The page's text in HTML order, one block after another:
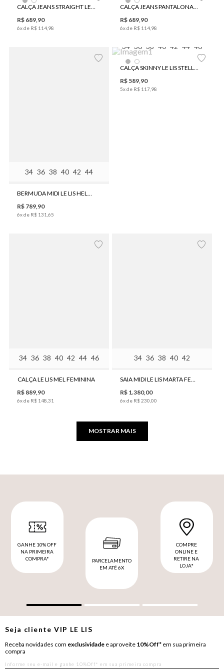
CALÇA JEANS STRAIGHT LE LIS LUCILA FEMININA
R$ 689,90
6x de R$ 114 98
CALÇA JEANS PANTALONA LE LIS PILAR FEMININA
R$ 689,90
6x de R$ 114 98
34 36 38 40 42 44
BERMUDA MIDI LE LIS HELÔ FEMININA
R$ 789 90
6x de R$ 131 65
34 36 38 40 42 44 46
CALÇA SKINNY LE LIS STELLA XI FEMININA
R$ 589,90
5x de R$ 117 98
34 36 38 40 42 44 46
CALÇA LE LIS MEL FEMININA
R$ 889,90
6x de R$ 148 31
34 36 38 40 42
SAIA MIDI LE LIS MARTA FEMININA
R$ 1.380,00
6x de R$230 00
MOSTRAR MAIS
GANHE 10% OFF
NA PRIMEIRA
COMPRA*
PARCELAMENTO
EM ATÉ 6X
COMPRE
ONLINE E
RETIRE NA
LOJA*
Seja clienteVIP LE LIS
Receba novidades com exclusividade e aproveite 10%Off* em sua primeira
compra